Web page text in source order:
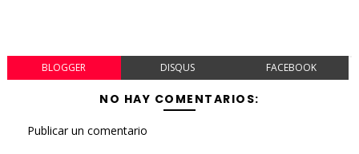
BLOGGER DISQUS FACEBOOK
NO HAY COMENTARIOS:
Publicar un comentario